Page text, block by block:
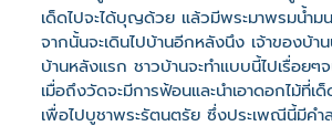
เด็ดไปจะได้บุญด้วย แล้วมีพระมาพรมน้ำ
จากนั้นจะเดินไปบ้านอีกหลังนึง เจ้าของบ้า
บ้านหลังแรก ชาวบ้านจะทำแบบนี้ไปเรื่อยๆ
เมื่อถึงวัดจะมีการฟ้อนและนำเอาดอกไม้ที่เ
เพื่อไปบูชาพระรัตนตรัย ซึ่งประเพณีนี้มีคำ